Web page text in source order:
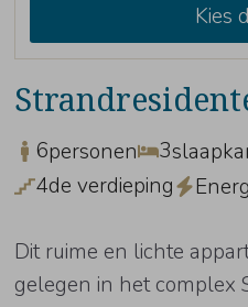
Kies
6personen 3
4de verdieping
Dit ruime en lichte
gelegen in het complex